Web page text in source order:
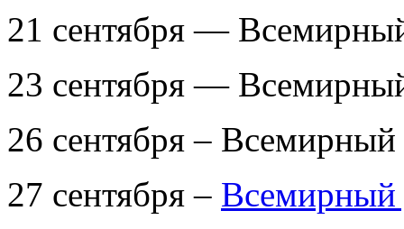
21 сентября —
23 сентября —
26 сентября –
27 сентября – Всемирный